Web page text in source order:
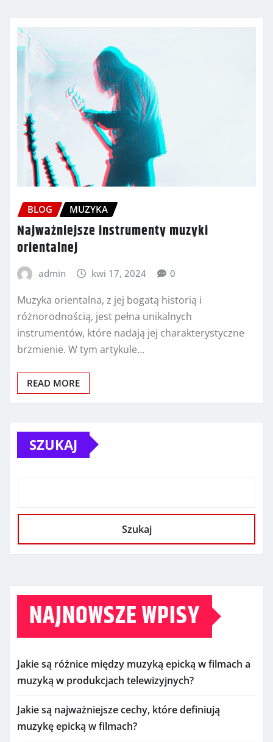
BLOG MUZYKA
Najważniejsze instrumenty muzyki
orientalnej
admin kwi 17, 2024 0
Muzyka orientalna, z jej bogatą historią i
różnorodnością, jest pełna unikalnych
instrumentów, które nadają jej charakterystyczne
brzmienie. W tym artykule…
READ MORE
SZUKAJ
Szukaj
NAJNOWSZE WPISY
Jakie są różnice między muzyką epicką w filmach a
muzyką w produkcjach telewizyjnych?
Jakie są najważniejsze cechy, które definiują
muzykę epicką w filmach?